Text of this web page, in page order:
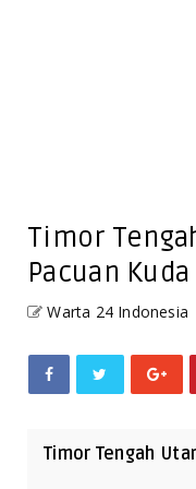
Timor
Pacuan Kuda
Warta 24 Indonesia
Timor Tengah